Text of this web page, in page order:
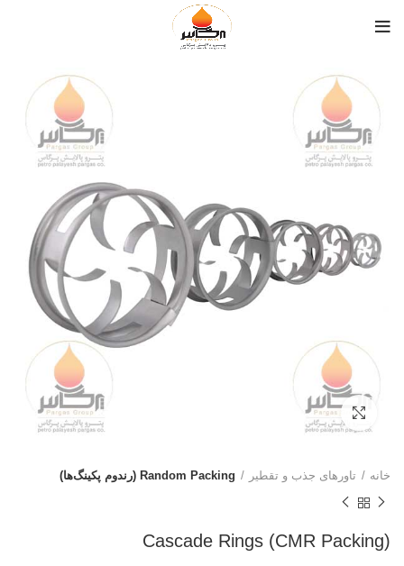
برای بزرگنمایی کلیک کنید
خانه تاورهای جذب و تقطیر Random Packing (رندوم پکینگ‌ها)
Cascade Rings (CMR Packing)